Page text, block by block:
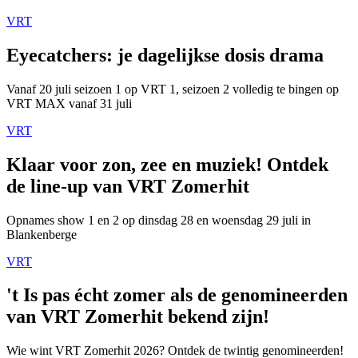
VRT
Eyecatchers: je dagelijkse dosis drama
Vanaf 20 juli seizoen 1 op VRT 1, seizoen 2 volledig te bingen op
VRT MAX vanaf 31 juli
VRT
Klaar voor zon, zee en muziek! Ontdek
de line-up van VRT Zomerhit
Opnames show 1 en 2 op dinsdag 28 en woensdag 29 juli in
Blankenberge
VRT
't Is pas écht zomer als de genomineerden
van VRT Zomerhit bekend zijn!
Wie wint VRT Zomerhit 2026? Ontdek de twintig genomineerden!